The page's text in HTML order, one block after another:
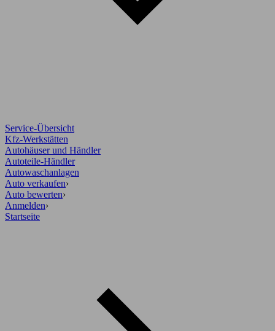
Service-Übersicht
Kfz-Werkstätten
Autohäuser und Händler
Autoteile-Händler
Autowaschanlagen
Auto verkaufen›
Auto bewerten›
Anmelden›
Startseite